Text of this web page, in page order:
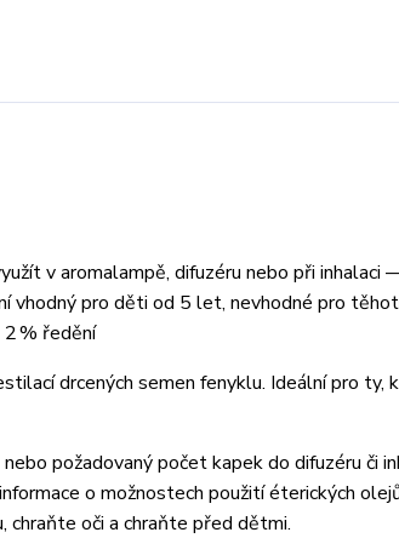
v aromalampě, difuzéru nebo při
vhodný pro děti od 5 let, nevhodné pro
% ředění
drcených semen fenyklu. Ideální pro ty,
požadovaný počet kapek do difuzéru či
o možnostech použití éterických
chraňte oči a chraňte před dětmi.